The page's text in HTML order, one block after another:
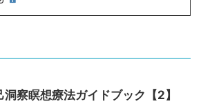
洞察瞑想療法ガイドブック【2】